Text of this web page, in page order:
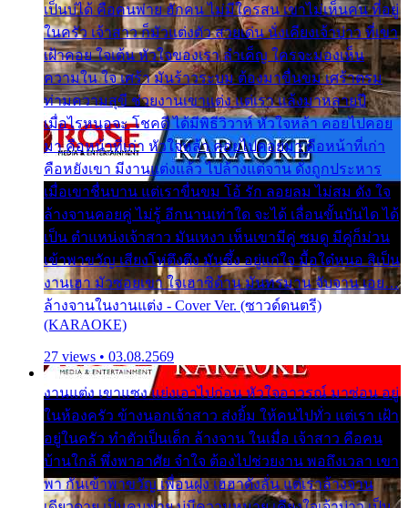
เป็นบ่ได้ คือคนพ่าย ฮักคน ไม่มีใครสน เขาไม่เห็นคน ที่อยู่
ในครัว เจ้าสาว ก็มัวแต่งตัว สวยเด่น นั่งเคียงเจ้าบ่าว ที่เขา
เฝ้าคอย ใจเต้น หัวใจของเรา ลำเค็ญ ใครจะมองเห็น
ความใน ใจ เศร้า มันร้าวระบม ต้องมาขื่นขม เศร้าตรม
ท่ามความสุขี ช่วยงานเขาแต่ง แต่เรา แล้งมาหลายปี
เมื่อไรหนอจะ โชคดี ได้มีพิธีวิวาห์ หัวใจหล้า คอยไปคอย
มา คือหน้าที่เก่า หัวใจหล้า คอยไปคอยมา คือหน้าที่เก่า
คือหยังเขา มีงานแต่งแล้ว ไปล้างแต่จาน ดั่งถูกประหาร
เมื่อเขาชื่นบาน แต่เราขื่นขม โอ้ รัก ลอยลม ไม่สม ดัง ใจ
ล้างจานคอยคู่ ไม่รู้ อีกนานเท่าใด จะได้ เลื่อนขั้นบันได ได้
เป็น ตำแหน่งเจ้าสาว มันเหงา เห็นเขามีคู่ ซมดู มีคู่ก็ม่วน
เข้าพาขวัญ เสียงโห่ตึงตึง มันซึ้ง อยู่แก่ใจ มื้อใด๋หนอ สิเป็น
งานเฮา มัวซอยเขา ใจเฮาซิด้าน มันทรมาน จับจาน เอย…
ล้างจานในงานแต่ง - Cover Ver. (ซาวด์ดนตรี)
(KARAOKE)
27 views • 03.08.2569
งานแต่ง เขาแซง แย่งเอาไปก่อน หัวใจอาวรณ์ มาซ่อน อยู่
ในห้องครัว ข้างนอกเจ้าสาว ส่งยิ้ม ให้คนไปทั่ว แต่เรา เฝ้า
อยู่ในครัว ทำตัวเป็นเด็ก ล้างจาน ในเมื่อ เจ้าสาว คือคน
บ้านใกล้ พึ่งพาอาศัย จำใจ ต้องไปช่วยงาน พอถึงเวลา เขา
พา กันเข้าพาขวัญ เพื่อนฝูง เฮฮาดังลั่น แต่เราล้างจาน